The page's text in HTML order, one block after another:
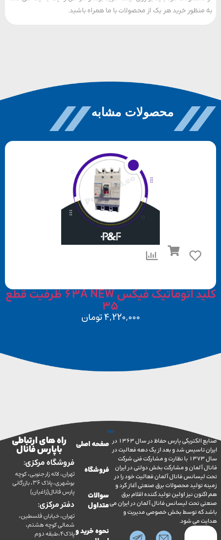
خرید هر یک از محصولات با ما همراه باشید.
محصولات مشابه
کلید اتوماتیک فیکس 63A NEW ظرفیت قطع
4,220,000تومان
صنایع الکتریکی پارس حفاظ در سال 1363 در
شد و بعد از یک دهه فعالیت در
سال 1373 با نظارت و مشارکت فنی شرکت
و مشارکت بخش دولتی در ایران
فانال آلمان فعالیت خود را در
محصولات برق صنعتی آغاز کرد و
نیز اولین تولید کننده اقلام برق
لیسانس فانال آلمان در ایران می
توسط بخش خصوصی مدیریت و
می شود.
صفحه اصلی
فروشگاه
سوالات
متداول
نحوه خرید و
راه های ارتباطی
با پارس فانال
فروشگاه مرکزی:
تهران، لاله زار جنوبی، کوچه
بوشهری، پلاک 36، بازرگانی
پارس فانال(زاغیان)
دفتر مرکزی:
تهران، خیابان فلسطین،
شمالی کوچه هشتم،
پلاک4،طبقه دوم